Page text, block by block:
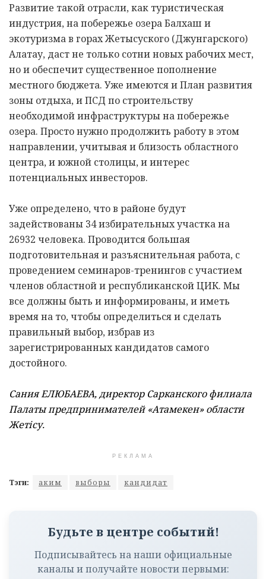
Развитие такой отрасли, как туристическая
индустрия, на побережье озера Балхаш и
экотуризма в горах Жетысуского (Джунгарского)
Алатау, даст не только сотни новых рабочих мест,
но и обеспечит существенное пополнение
местного бюджета. Уже имеются и План развития
зоны отдыха, и ПСД по строительству
необходимой инфраструктуры на побережье
озера. Просто нужно продолжить работу в этом
направлении, учитывая и близость областного
центра, и южной столицы, и интерес
потенциальных инвесторов.
Уже определено, что в районе будут
задействованы 34 избирательных участка на
26932 человека. Проводится большая
подготовительная и разъяснительная работа, с
проведением семинаров-тренингов с участием
членов областной и республиканской ЦИК. Мы
все должны быть и информированы, и иметь
время на то, чтобы определиться и сделать
правильный выбор, избрав из
зарегистрированных кандидатов самого
достойного.
Сания ЕЛЮБАЕВА, директор Сарканского филиала
Палаты предпринимателей «Атамекен» области
Жетісу.
РЕКЛАМА
Тэги: аким выборы кандидат
Будьте в центре событий!
Подписывайтесь на наши официальные
каналы и получайте новости первыми: